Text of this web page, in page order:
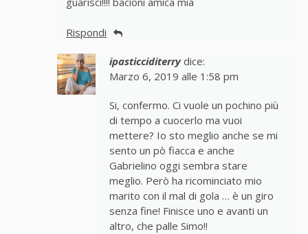
Rispondi
ipasticciditerry dice:
Marzo 6, 2019 alle 1:58 pm
Si, confermo. Ci vuole un pochino più
di tempo a cuocerlo ma vuoi
mettere? Io sto meglio anche se mi
sento un pò fiacca e anche
Gabrielino oggi sembra stare
meglio. Però ha ricominciato mio
marito con il mal di gola … è un giro
senza fine! Finisce uno e avanti un
altro, che palle Simo!!